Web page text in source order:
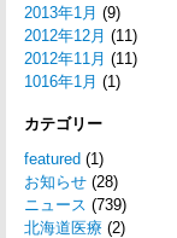
2013年1月 (9)
2012年12月 (11)
2012年11月 (11)
1016年1月 (1)
カテゴリー
featured (1)
お知らせ (28)
ニュース (739)
北海道医療 (2)